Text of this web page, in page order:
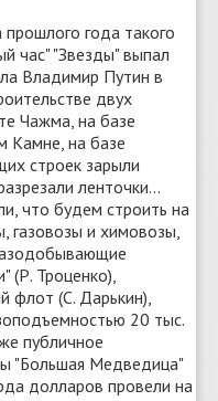
прошлого года такого
час" "Звезды" выпал
Владимир Путин в
двух
Чажма, на базе
Камне, на базе
строек зарыли
ленточки...
что будем строить на
газовозы и химовозы,
(Р. Троценко),
флот (С. Дарькин),
20 тыс.
публичное
"Большая Медведица"
долларов провели на